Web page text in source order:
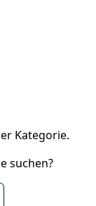
Kategorie.
suchen?